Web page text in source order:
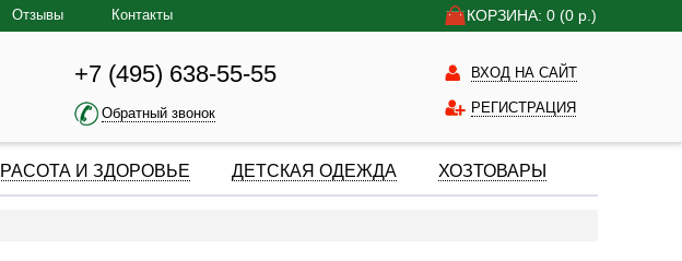
КОРЗИНА: 0 (0 р.)
Отзывы Контакты
+7 (495) 638-55-55
Обратный звонок
ВХОД НА САЙТ
РЕГИСТРАЦИЯ
И ЗДОРОВЬЕ ДЕТСКАЯ ОДЕЖДА ХОЗТОВАРЫ